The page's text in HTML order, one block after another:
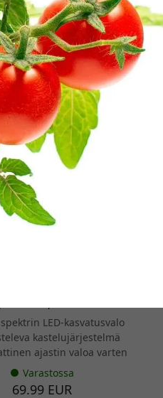
sisäkasvatusastia täyden
LED-kasvatusvalo
kastelujärjestelmä
ajastin valoa varten
Varastossa
69.99 EUR
saadaksesi 8% alennuksen.